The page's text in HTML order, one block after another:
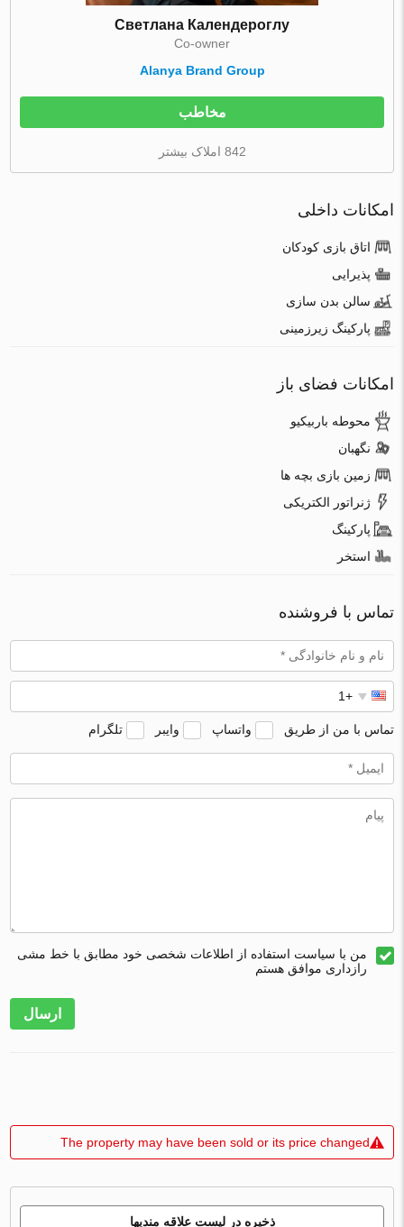
Светлана Календероглу
Co-owner
Alanya Brand Group
مخاطب
842 املاک بیشتر
امکانات داخلی
اتاق بازی کودکان
پذیرایی
سالن بدن سازی
پارکینگ زیرزمینی
امکانات فضای باز
محوطه باربیکیو
نگهبان
زمین بازی بچه ها
ژنراتور الکتریکی
پارکینگ
استخر
تماس با فروشنده
تماس با من از طریق واتساپ وایبر تلگرام
من با سیاست استفاده از اطلاعات شخصی خود مطابق با خط مشی
رازداری موافق هستم
ارسال
The property may have been sold or its price changed
ذخیره در لیست علاقه مندیها